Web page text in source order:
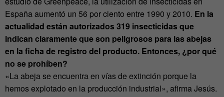
España aumentó un 56 por ciento entre 1990 y 2010. En la
actualidad están autorizados 319 insecticidas que
indican claramente que son peligrosos para las abejas
en la ficha de registro del producto. Entonces, ¿por qué
no se prohíben?
«La abeja se encuentra en vías de extinción porque la
hemos explotado en la producción industrial», afirma Jesús.